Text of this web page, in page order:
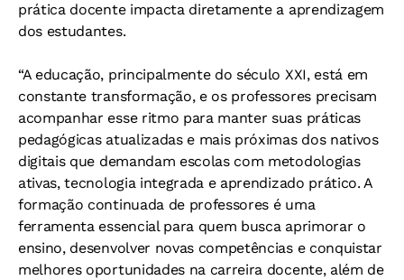
prática docente impacta diretamente a aprendizagem
dos estudantes.
“A educação, principalmente do século XXI, está em
constante transformação, e os professores precisam
acompanhar esse ritmo para manter suas práticas
pedagógicas atualizadas e mais próximas dos nativos
digitais que demandam escolas com metodologias
ativas, tecnologia integrada e aprendizado prático. A
formação continuada de professores é uma
ferramenta essencial para quem busca aprimorar o
ensino, desenvolver novas competências e conquistar
melhores oportunidades na carreira docente, além de